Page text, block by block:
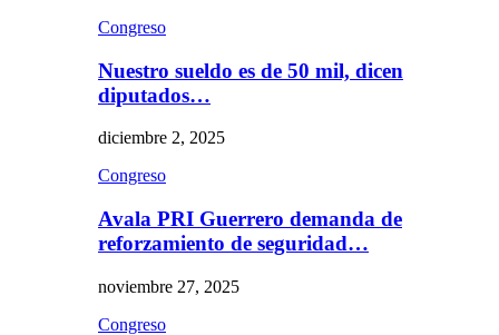
Congreso
Nuestro sueldo es de 50 mil, dicen
diputados…
diciembre 2, 2025
Congreso
Avala PRI Guerrero demanda de
reforzamiento de seguridad…
noviembre 27, 2025
Congreso